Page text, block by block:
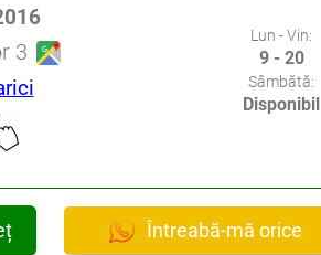
în Drept Medical
3
Bucuresti • Avocati Specializati Bucuresti • Avocat Bun
Lun - Vin:
9 - 20
Sâmbătă:
Disponibil
Întreabă-mă orice